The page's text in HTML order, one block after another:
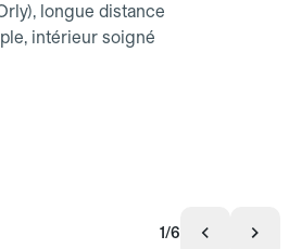
longue distance
intérieur soigné
1/6